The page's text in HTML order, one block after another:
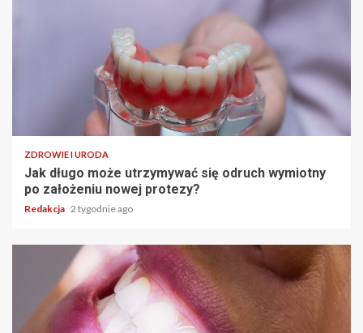
ZDROWIE I URODA
Jak długo może utrzymywać się odruch wymiotny
po założeniu nowej protezy?
Redakcja 2 tygodnie ago